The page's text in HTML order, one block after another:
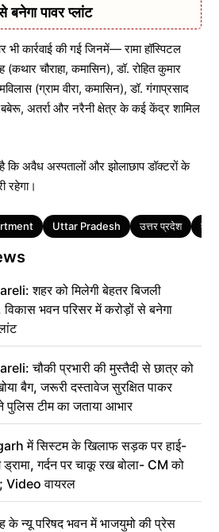
पावर प्लांट
कार्रवाई की गई जिनमें— रामा हॉस्पिटल
चौराहा, कमासिन), डॉ. रोहित कुमार
(ग्राम वीरा, कमासिन), डॉ. गंगाप्रसाद
अतर्रा और नरैनी क्षेत्र के कई केंद्र शामिल
है कि अवैध अस्पतालों और झोलाछाप डॉक्टरों के
रहेगा।
Uttar Pradesh उत्तर प्रदेश बांदा
शहर को मिलेगी बेहतर बिजली
विकास भवन परिसर में करोड़ों से बनेगा
चौकी प्रभारी की मुस्तैदी से छात्र को
बैग, जरूरी दस्तावेज सुरक्षित पाकर
पुलिस टीम का जताया आभार
में सिस्टम के खिलाफ सड़क पर हाई-
ड्रामा, गर्दन पर चाकू रख बोला- CM को
Video वायरल
के न्यू परिषद भवन में भाजयुमो की प्रेस